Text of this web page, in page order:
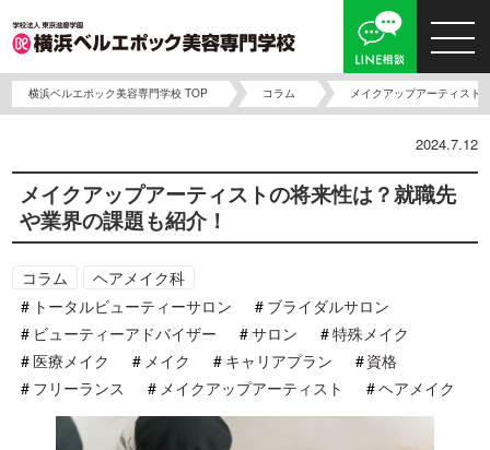
横浜ベルエポック美容専門学校 TOP コラム メイクアップアーティスト
2024.7.12
メイクアップアーティストの将来性は？就職先
や業界の課題も紹介！
コラム
ヘアメイク科
トータルビューティーサロン
ブライダルサロン
ビューティーアドバイザー
サロン
特殊メイク
医療メイク
メイク キャリアプラン
資格
フリーランス
メイクアップアーティスト ヘアメイク